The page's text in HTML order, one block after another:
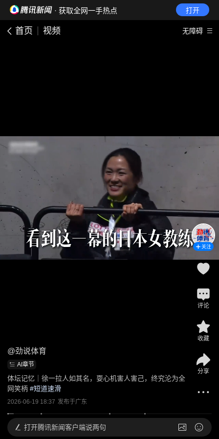
· 获取全网一手热点 打开
首页 视频 无障碍
@劲说体育
AI章节
体坛记忆｜徐一拉人如其名，耍心机害人害己，终究沦为全
网笑柄 #短道速滑
2026-06-19 18:37 发布于广东
关注
评论
收藏
分享
打开腾讯新闻客户端说两句